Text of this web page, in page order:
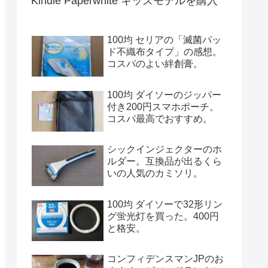
100均 セリアの「滅菌パッ
ド不織布タイプ」の感想。
コスパのよい絆創膏。
100均 ダイソーのジッパー
付き200円スマホポーチ。
コスパ最高でおすすめ。
シックインジェクターのホ
ルダー。互換品が出るくら
いの人気のカミソリ。
100均 ダイソーで32形リン
グ蛍光灯を買った。400円
と格安。
コンフィデンスマンJPのお